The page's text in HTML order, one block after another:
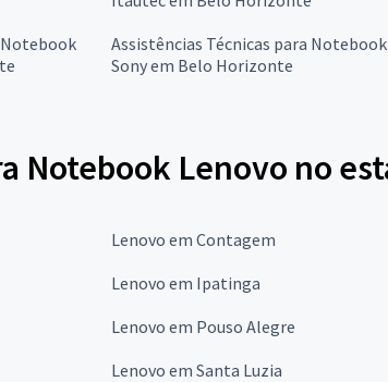
Notebook
Assistências Técnicas para Notebook
Sony em Belo Horizonte
Notebook Lenovo no
Lenovo em Contagem
Lenovo em Ipatinga
Lenovo em Pouso Alegre
Lenovo em Santa Luzia